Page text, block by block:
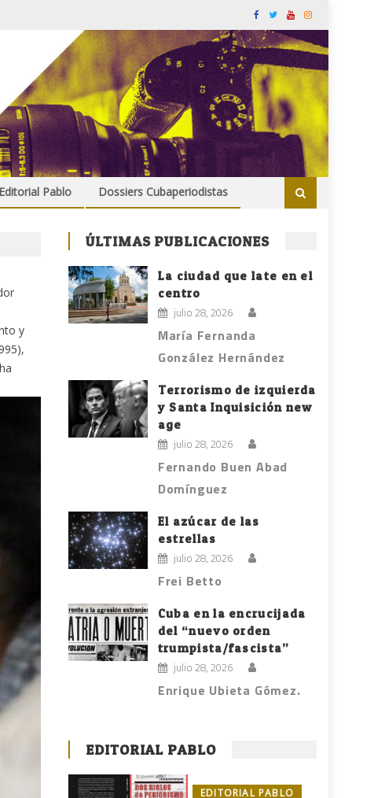
Editorial Pablo Dossiers Cubaperiodistas
y
ÚLTIMAS PUBLICACIONES
La ciudad que late en el
centro
julio 28, 2026
María Fernanda
González Hernández
Terrorismo de izquierda
y Santa Inquisición new
age
julio 28, 2026
Fernando Buen Abad
Domínguez
El azúcar de las
estrellas
julio 28, 2026
Frei Betto
Cuba en la encrucijada
del “nuevo orden
trumpista/fascista”
julio 28, 2026
Enrique Ubieta Gómez.
EDITORIAL PABLO
EDITORIAL PABLO